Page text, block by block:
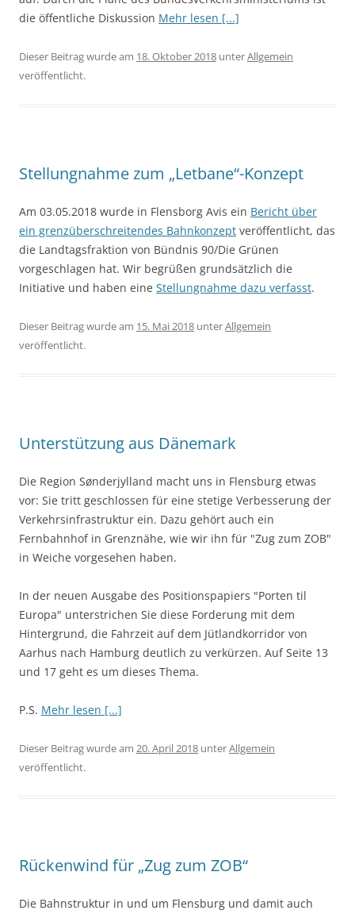
die öffentliche Diskussion Mehr lesen [...]
Dieser Beitrag wurde am 18. Oktober 2018 unterAllgemein
veröffentlicht.
Stellungnahme zum „Letbane“-Konzept
Am 03.05.2018 wurde in Flensborg Avis ein Bericht über
ein grenzüberschreitendes Bahnkonzept veröffentlicht, das
die Landtagsfraktion von Bündnis 90/Die Grünen
vorgeschlagen hat. Wir begrüßen grundsätzlich die
Initiative und haben eine Stellungnahme dazu verfasst.
Dieser Beitrag wurde am 15. Mai 2018 unterAllgemein
veröffentlicht.
Unterstützung aus Dänemark
Die Region Sønderjylland macht uns in Flensburg etwas
vor: Sie tritt geschlossen für eine stetige Verbesserung der
Verkehrsinfrastruktur ein. Dazu gehört auch ein
Fernbahnhof in Grenznähe, wie wir ihn für "Zug zum ZOB"
in Weiche vorgesehen haben.
In der neuen Ausgabe des Positionspapiers "Porten til
Europa" unterstrichen Sie diese Forderung mit dem
Hintergrund, die Fahrzeit auf dem Jütlandkorridor von
Aarhus nach Hamburg deutlich zu verkürzen. Auf Seite 13
und 17 geht es um dieses Thema.
P.S. Mehr lesen [...]
Dieser Beitrag wurde am 20. April 2018 unterAllgemein
veröffentlicht.
Rückenwind für „Zug zum ZOB“
Die Bahnstruktur in und um Flensburg und damit auch